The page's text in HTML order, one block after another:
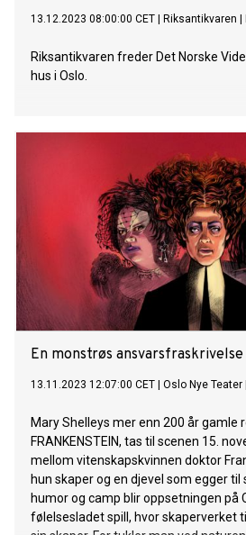
13.12.2023 08:00:00 CET Riksantikvaren
Riksantikvaren freder Det Norske
hus i Oslo.
En monstrøs ansvarsfraskrivelse
13.11.2023 12:07:00 CET Oslo Nye Teater
Mary Shelleys mer enn 200 år gamle
FRANKENSTEIN, tas til scenen 15.
mellom vitenskapskvinnen doktor
hun skaper og en djevel som egger til
humor og camp blir oppsetningen på
følelsesladet spill, hvor skaperverket